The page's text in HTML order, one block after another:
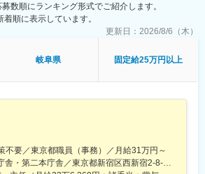
数順にランキング形式でご紹介します。
順に表示しています。
更新日： 2026/8/6（木）
岐阜県 固定給25万円以上
不要／東京都職員（事務）／月給31万円～